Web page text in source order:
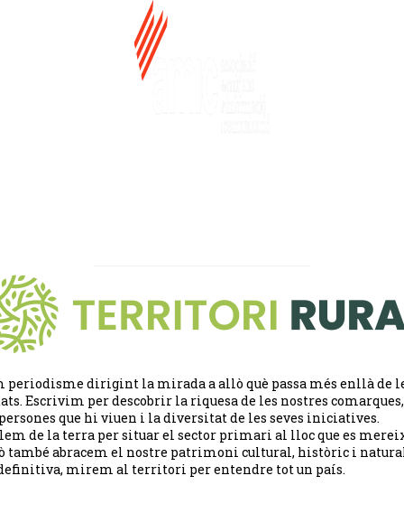
periodisme dirigint la mirada a allò què passa més enllà de
Escrivim per descobrir la riquesa de les nostres
que hi viuen i la diversitat de les seves iniciatives.
de la terra per situar el sector primari al lloc que es
també abracem el nostre patrimoni cultural, històric i
mirem al territori per entendre tot un país.